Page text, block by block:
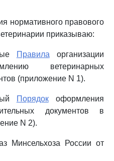
нормативного правового
приказываю:
Правила организации
ветеринарных
(приложение N 1).
Порядокоформления
документов в
N 2).
Минсельхоза России от